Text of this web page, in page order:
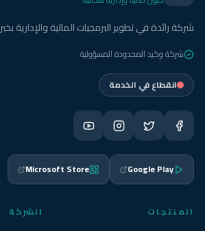
شركة رائدة في تطوير البرمجيات المالية والإدارية بخبرة
شركة وكيد المحدودة المسؤولية
انقطاع في الخدمة
Google Play
Microsoft Store
المنتجات الشركة